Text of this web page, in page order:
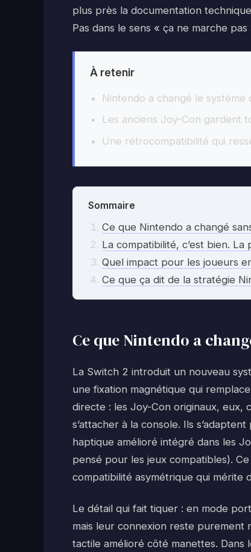
plus près la documentation
Pas dans le sens « ça ne marche
À retenir
Nintendo a changé le
Les anciens Joy-Con gardent
Une rétrocompatibilité qui
Sommaire
Ce que Nintendo a changé
La compatibilité, c’est bien. La
Quel impact pour les joueurs
Ce que ça dit de la stratégie
Ce que Nintendo a
La Switch 2 introduit un nouveau
une fixation magnétique qui
directe : les Joy-Con originaux, eux,
s’attacher à la console. Ils
haptique amélioré intégré dans les
pensé pour les jeux compatibles).
compatibilité asymétrique qui mérite
Le détail qui fait tiquer : en mode
mais leur connexion reste purement
tactile amélioré côté manettes. Dans